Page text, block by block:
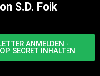
S.D. Foik
ANMELDEN -
SECRET INHALTEN